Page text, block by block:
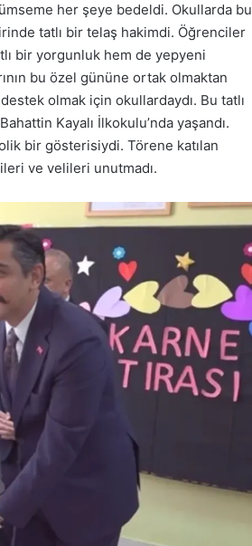
her şeye bedeldi. Okullarda bu
tatlı bir telaş hakimdi. Öğrenciler
bir yorgunluk hem de yepyeni
bu özel gününe ortak olmaktan
olmak için okullardaydı. Bu tatlı
Kayalı İlkokulu’nda yaşandı.
bir gösterisiydi. Törene katılan
ve velileri unutmadı.